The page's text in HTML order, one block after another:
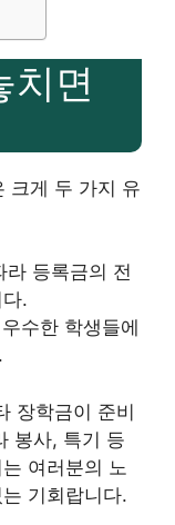
치면
크게 두 가지 유
라 등록금의 전
.
수한 학생들에
장학금이 준비
봉사, 특기 등
여러분의 노
기회랍니다.